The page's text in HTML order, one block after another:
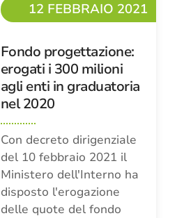
12 FEBBRAIO 2021
Fondo progettazione:
erogati i 300 milioni
agli enti in graduatoria
nel 2020
Con decreto dirigenziale
del 10 febbraio 2021 il
Ministero dell'Interno ha
disposto l'erogazione
delle quote del fondo